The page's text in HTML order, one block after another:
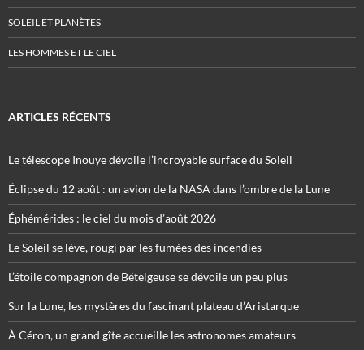
SOLEIL ET PLANÈTES
LES HOMMES ET LE CIEL
ARTICLES RÉCENTS
Le télescope Inouye dévoile l’incroyable surface du Soleil
Éclipse du 12 août : un avion de la NASA dans l’ombre de la Lune
Éphémérides : le ciel du mois d’août 2026
Le Soleil se lève, rougi par les fumées des incendies
L’étoile compagnon de Bételgeuse se dévoile un peu plus
Sur la Lune, les mystères du fascinant plateau d’Aristarque
À Céron, un grand gîte accueille les astronomes amateurs